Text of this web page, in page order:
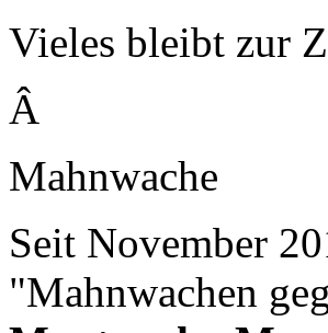
Vieles bleibt zur
Â
Mahnwache
Seit November
"Mahnwachen